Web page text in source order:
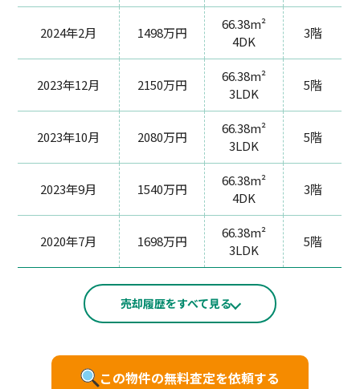
2024年2月 1498万円
66.38m²
4DK
3階
2023年12月 2150万円
66.38m²
3LDK
5階
2023年10月 2080万円
66.38m²
3LDK
5階
2023年9月 1540万円
66.38m²
4DK
3階
2020年7月 1698万円
66.38m²
3LDK
5階
売却履歴をすべて見る
この物件の無料査定を依頼する